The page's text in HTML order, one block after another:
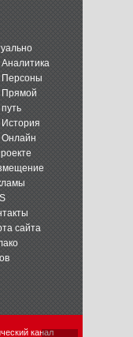
Аналитика
Персоны
Прямой
путь
История
Онлайн
сайта
канал